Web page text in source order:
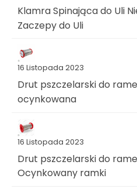
Klamra Spinająca do Uli
Zaczepy do Uli
16 Listopada 2023
Drut pszczelarski do
ocynkowana
16 Listopada 2023
Drut pszczelarski do
Ocynkowany ramki